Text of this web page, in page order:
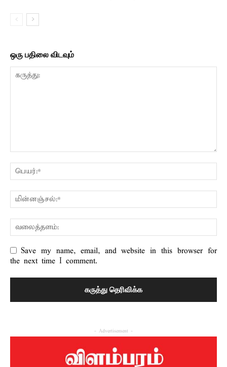
ஒரு பதிலை விடவும்
Save my name, email, and website in this browser for
the next time I comment.
- Advertisement -